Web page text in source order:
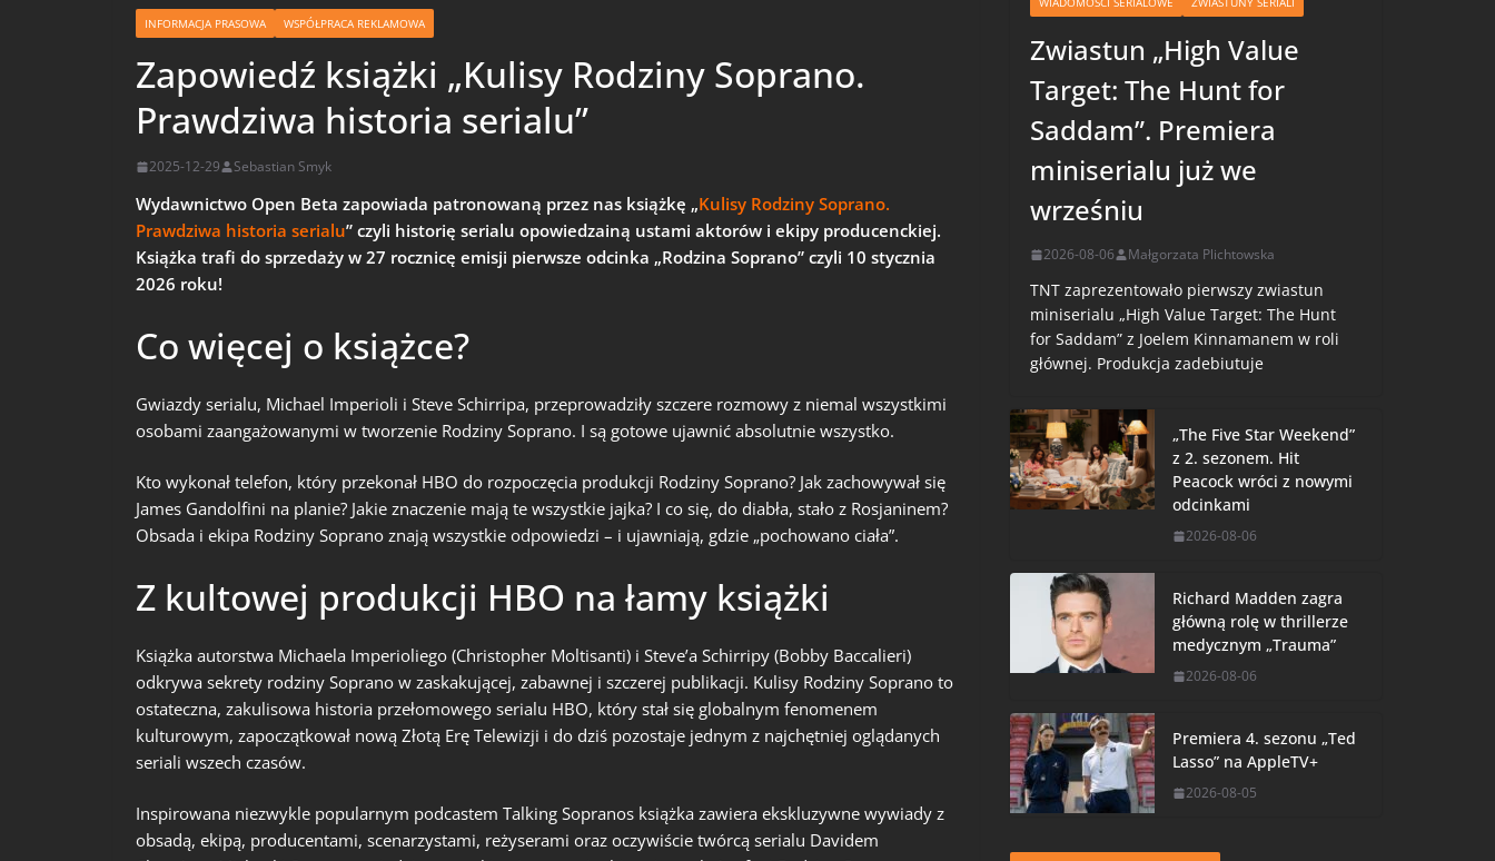
INFORMACJA PRASOWA WSPÓŁPRACA REKLAMOWA
Zapowiedź książki „Kulisy Rodziny Soprano.
Prawdziwa historia serialu”
2025-12-29 Sebastian Smyk
Wydawnictwo Open Beta zapowiada patronowaną przez nas książkę „Kulisy Rodziny Soprano.
Prawdziwa historia serialu” czyli historię serialu opowiedzainą ustami aktorów i ekipy producenckiej.
Książka trafi do sprzedaży w 27 rocznicę emisji pierwsze odcinka „Rodzina Soprano” czyli 10 stycznia
2026 roku!
Co więcej o książce?
Gwiazdy serialu, Michael Imperioli i Steve Schirripa, przeprowadziły szczere rozmowy z niemal wszystkimi
osobami zaangażowanymi w tworzenie Rodziny Soprano. I są gotowe ujawnić absolutnie wszystko.
Kto wykonał telefon, który przekonał HBO do rozpoczęcia produkcji Rodziny Soprano? Jak zachowywał się
James Gandolfini na planie? Jakie znaczenie mają te wszystkie jajka? I co się, do diabła, stało z Rosjaninem?
Obsada i ekipa Rodziny Soprano znają wszystkie odpowiedzi – i ujawniają, gdzie „pochowano ciała”.
Z kultowej produkcji HBO na łamy książki
Książka autorstwa Michaela Imperioliego (Christopher Moltisanti) i Steve’a Schirripy (Bobby Baccalieri)
odkrywa sekrety rodziny Soprano w zaskakującej, zabawnej i szczerej publikacji. Kulisy Rodziny Soprano to
ostateczna, zakulisowa historia przełomowego serialu HBO, który stał się globalnym fenomenem
kulturowym, zapoczątkował nową Złotą Erę Telewizji i do dziś pozostaje jednym z najchętniej oglądanych
seriali wszech czasów.
Inspirowana niezwykle popularnym podcastem Talking Sopranos książka zawiera ekskluzywne wywiady z
obsadą, ekipą, producentami, scenarzystami, reżyserami oraz oczywiście twórcą serialu Davidem
Zwiastun „High Value
Target: The Hunt for
Saddam”. Premiera
miniserialu już we
wrześniu
2026-08-06 Małgorzata Plichtowska
TNT zaprezentowało pierwszy zwiastun
miniserialu „High Value Target: The Hunt
for Saddam” z Joelem Kinnamanem w roli
głównej. Produkcja zadebiutuje
„The Five Star Weekend”
z 2. sezonem. Hit
Peacock wróci z nowymi
odcinkami
2026-08-06
Richard Madden zagra
główną rolę w thrillerze
medycznym „Trauma”
2026-08-06
Premiera 4. sezonu „Ted
Lasso” na AppleTV+
2026-08-05